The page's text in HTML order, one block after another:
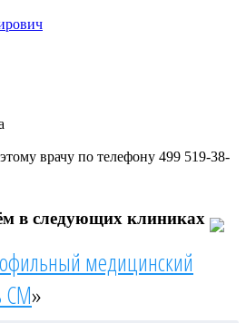
врачу по телефону 499 519-38-
в следующих клиниках
медицинский
СМ»